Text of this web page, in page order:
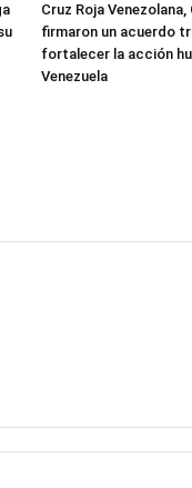
Cruz Roja Venezolana,
firmaron un acuerdo
fortalecer la acción
Venezuela